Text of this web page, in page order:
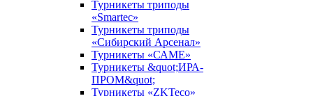
Турникеты триподы
«Smartec»
Турникеты триподы
«Сибирский Арсенал»
Турникеты «САМЕ»
Турникеты &quot;ИРА-
ПРОМ&quot;
Турникеты «ZKTeco»